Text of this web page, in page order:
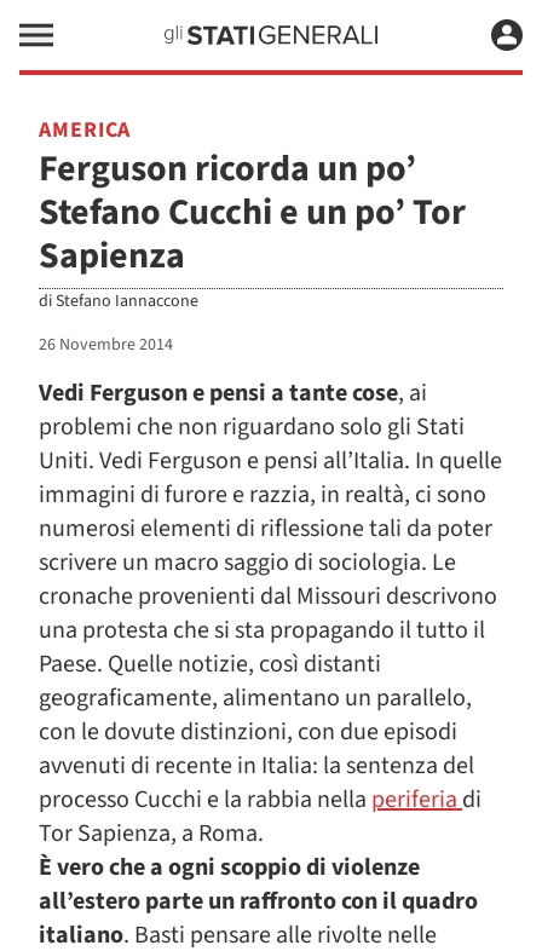
AMERICA
Ferguson ricorda un po’
Stefano Cucchi e un po’ Tor
Sapienza
diStefano Iannaccone
26 Novembre 2014
Vedi Ferguson e pensi a tante cose, ai
problemi che non riguardano solo gli Stati
Uniti. Vedi Ferguson e pensi all’Italia. In quelle
immagini di furore e razzia, in realtà, ci sono
numerosi elementi di riflessione tali da poter
scrivere un macro saggio di sociologia. Le
cronache provenienti dal Missouri descrivono
una protesta che si sta propagando il tutto il
Paese. Quelle notizie, così distanti
geograficamente, alimentano un parallelo,
con le dovute distinzioni, con due episodi
avvenuti di recente in Italia: la sentenza del
processo Cucchi e la rabbia nella periferiadi
Tor Sapienza, a Roma.
È vero che a ogni scoppio di violenze
all’estero parte un raffronto con il quadro
italiano. Basti pensare alle rivolte nelle